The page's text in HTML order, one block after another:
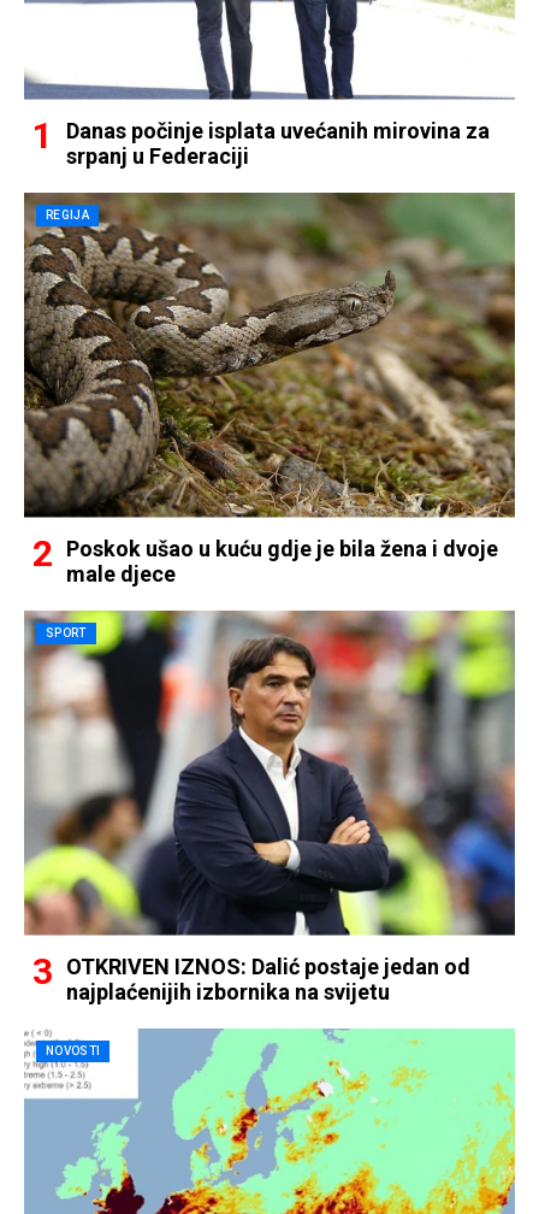
Danas počinje isplata uvećanih mirovina za
srpanj u Federaciji
REGIJA
Poskok ušao u kuću gdje je bila žena i dvoje
male djece
SPORT
OTKRIVEN IZNOS: Dalić postaje jedan od
najplaćenijih izbornika na svijetu
NOVOSTI